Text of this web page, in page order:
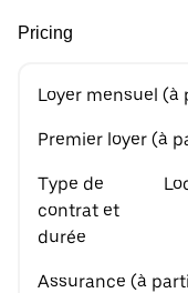
Pricing
Loyer mensuel (à
Premier loyer (à
Type de
contrat et
durée
Assurance (à